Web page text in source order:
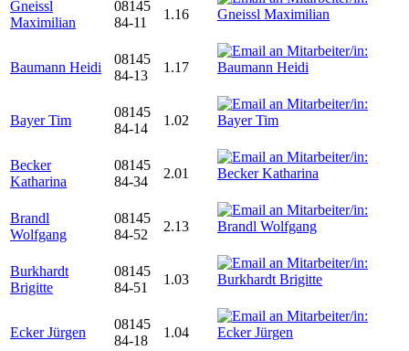
Gneissl
Maximilian
08145
84-11
1.16
Baumann Heidi
08145
84-13
1.17
Bayer Tim
08145
84-14
1.02
Becker
Katharina
08145
84-34
2.01
Brandl
Wolfgang
08145
84-52
2.13
Burkhardt
Brigitte
08145
84-51
1.03
Ecker Jürgen
08145
84-18
1.04